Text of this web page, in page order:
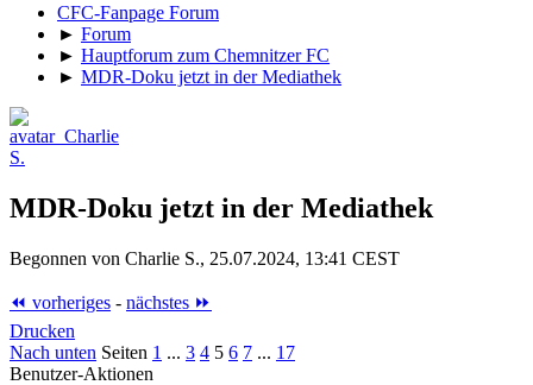
CFC-Fanpage Forum
► Forum
► Hauptforum zum Chemnitzer FC
► MDR-Doku jetzt in der Mediathek
MDR-Doku jetzt in der Mediathek
Begonnen von Charlie S., 25.07.2024, 13:41 CEST
⏪ vorheriges - nächstes ⏩
Drucken
Nach unten Seiten 1 ... 3 4 5 6 7 ... 17
Benutzer-Aktionen